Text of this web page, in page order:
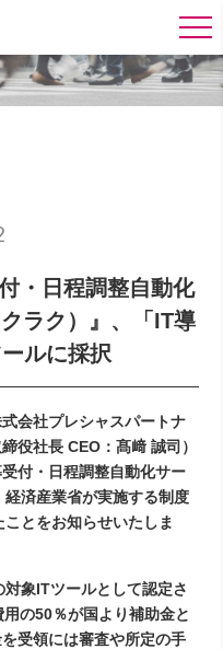
・日程調整自動化
ラク）』、「IT導
ルに採択
会社プレシャスパートナ
役社長 CEO：髙﨑 誠司）
付・日程調整自動化サー
済産業省が実施する制度
とをお知らせいたしま
対象ITツールとして認定さ
の50％が国より補助金と
受領には審査や所定の手